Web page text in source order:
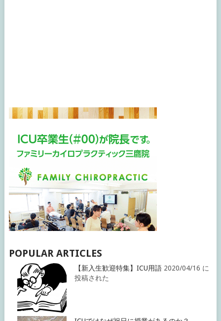
POPULAR ARTICLES
【新入生歓迎特集】ICU用語 2020/04/16 に
投稿された